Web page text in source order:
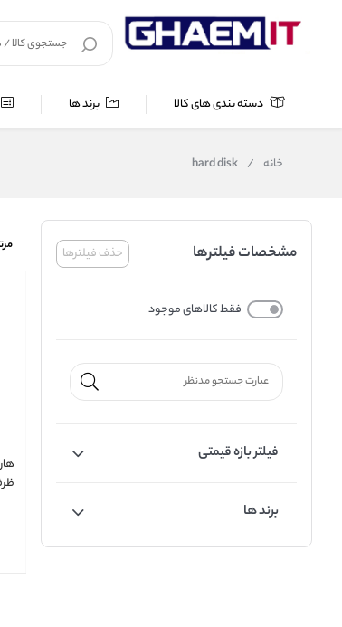
دسته بندی های کالا برند ها
خانه /
hard disk
حذف فیلترها مشخصات فیلترها
فقط کالاهای موجود
فیلتر بازه قیمتی
برند ها